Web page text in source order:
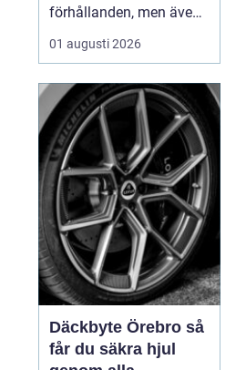
förhållanden, men även
den mest robusta bil
slits med tiden. När
drivlina börjar ge sig
avgör valet av delar hur
bilen kommer att fu...
01 augusti 2026
Däckbyte Örebro så
får du säkra hjul